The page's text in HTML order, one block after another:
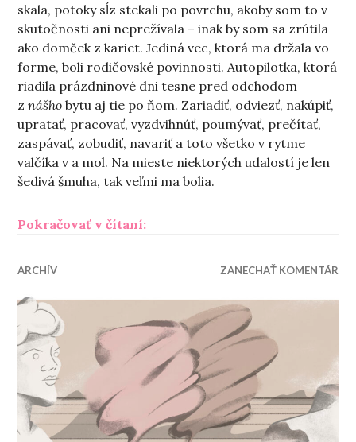
skala, potoky sĺz stekali po povrchu, akoby som to v
skutočnosti ani neprežívala – inak by som sa zrútila
ako domček z kariet. Jediná vec, ktorá ma držala vo
forme, boli rodičovské povinnosti. Autopilotka, ktorá
riadila prázdninové dni tesne pred odchodom
znášho bytu aj tie po ňom. Zariadiť, odviezť, nakúpiť,
upratať, pracovať, vyzdvihnúť, poumývať, prečítať,
zaspávať, zobudiť, navariť a toto všetko v rytme
valčíka v a mol. Na mieste niektorých udalostí je len
šedivá šmuha, tak veľmi ma bolia.
Pokračovať v čítaní:„Zvykám si“
ARCHÍV ZANECHAŤ KOMENTÁR